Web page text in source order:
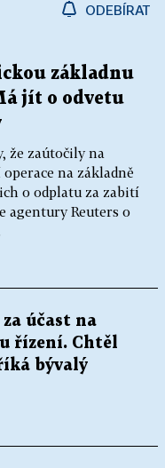
ODEBÍRAT
základnu
jít o odvetu
že zaútočily na
na základně
o odplatu za zabití
agentury Reuters o
účast na
řízení. Chtěl
bývalý